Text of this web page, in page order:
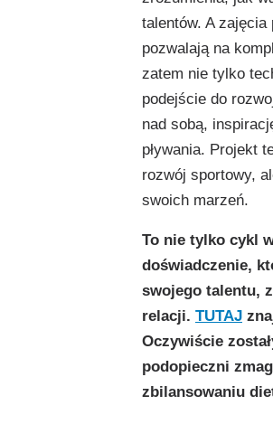
talentów. A
pozwalają na
zatem nie tylko
podejście do
nad sobą,
pływania. Projekt
rozwój sportowy,
swoich marzeń.
To nie tylko cykl
doświadczenie,
swojego talentu,
relacji. TUTAJ
Oczywiście
podopieczni
zbilansowaniu